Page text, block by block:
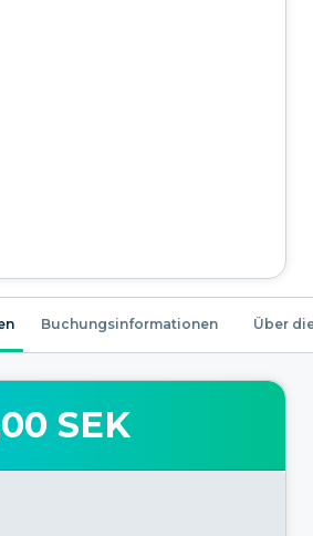
Buchungsinformationen Über
SEK